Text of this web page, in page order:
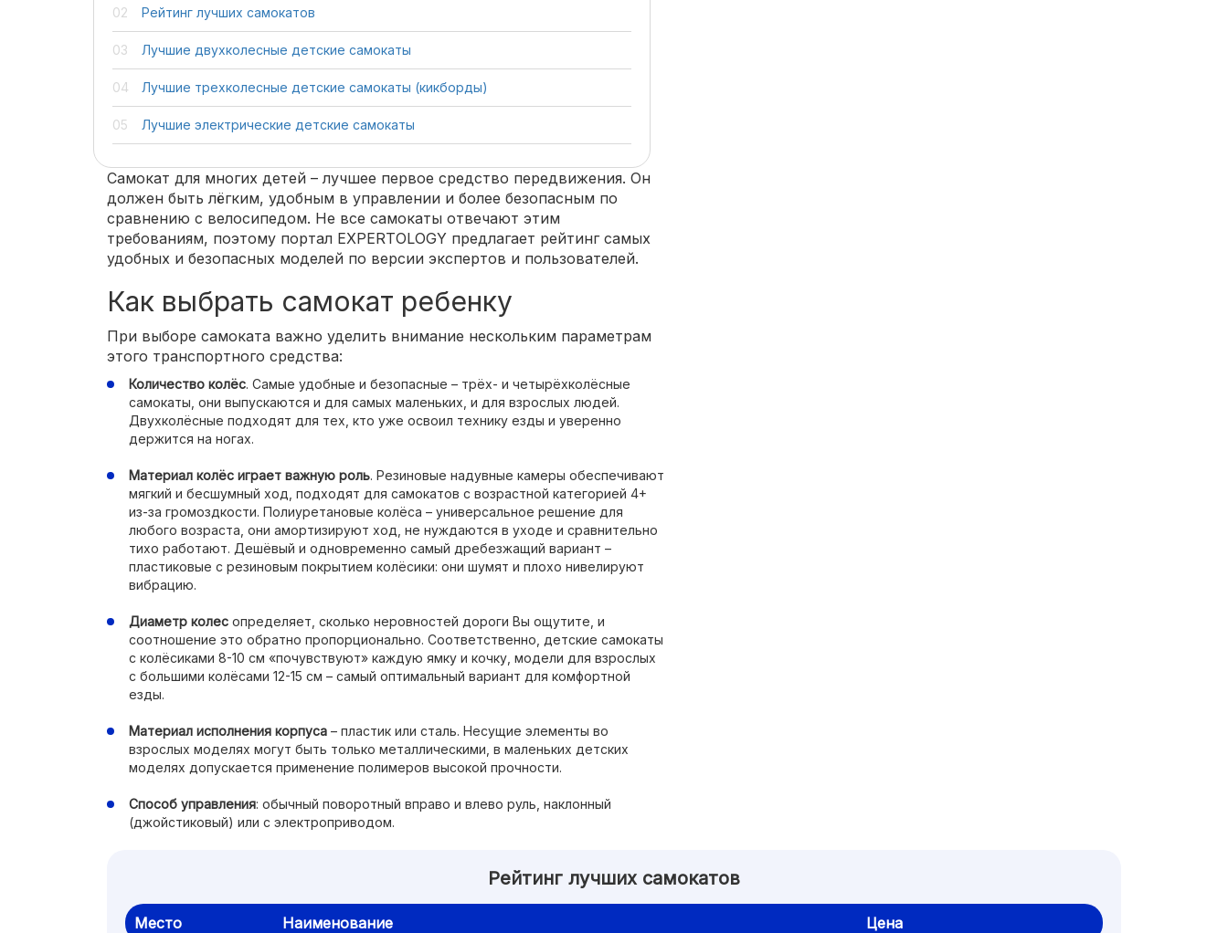
Рейтинг лучших самокатов
Лучшие двухколесные детские самокаты
Лучшие трехколесные детские самокаты (кикборды)
Лучшие электрические детские самокаты
Самокат для многих детей – лучшее первое средство передвижения. Он
должен быть лёгким, удобным в управлении и более безопасным по
сравнению с велосипедом. Не все самокаты отвечают этим
требованиям, поэтому портал EXPERTOLOGY предлагает рейтинг самых
удобных и безопасных моделей по версии экспертов и пользователей.
Как выбрать самокат ребенку
При выборе самоката важно уделить внимание нескольким параметрам
этого транспортного средства:
Количество колёс. Самые удобные и безопасные – трёх- и четырёхколёсные
самокаты, они выпускаются и для самых маленьких, и для взрослых людей.
Двухколёсные подходят для тех, кто уже освоил технику езды и уверенно
держится на ногах.
Материал колёс играет важную роль. Резиновые надувные камеры обеспечивают
мягкий и бесшумный ход, подходят для самокатов с возрастной категорией 4+
из-за громоздкости. Полиуретановые колёса – универсальное решение для
любого возраста, они амортизируют ход, не нуждаются в уходе и сравнительно
тихо работают. Дешёвый и одновременно самый дребезжащий вариант –
пластиковые с резиновым покрытием колёсики: они шумят и плохо нивелируют
вибрацию.
Диаметр колес определяет, сколько неровностей дороги Вы ощутите, и
соотношение это обратно пропорционально. Соответственно, детские самокаты
с колёсиками 8-10 см «почувствуют» каждую ямку и кочку, модели для взрослых
с большими колёсами 12-15 см – самый оптимальный вариант для комфортной
езды.
Материал исполнения корпуса – пластик или сталь. Несущие элементы во
взрослых моделях могут быть только металлическими, в маленьких детских
моделях допускается применение полимеров высокой прочности.
Способ управления: обычный поворотный вправо и влево руль, наклонный
(джойстиковый) или с электроприводом.
Рейтинг лучших самокатов
Место Наименование Цена